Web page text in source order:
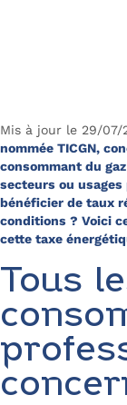
Mis à jour le 29/07/
nommée TICGN,
consommant du
secteurs ou
bénéficier de taux
conditions ? Voici
cette taxe
Tous